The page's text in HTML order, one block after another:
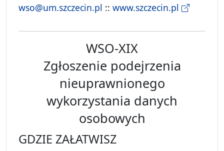
wso@um.szczecin.pl :: www.szczecin.pl
WSO-XIX
Zgłoszenie podejrzenia
nieuprawnionego
wykorzystania danych
osobowych
GDZIE ZAŁATWISZ